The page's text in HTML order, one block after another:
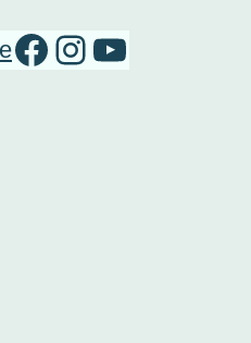
RO-mondo's Facebook pageRO-mondo's Instagram Profile
RO-mondo's Youtube channel